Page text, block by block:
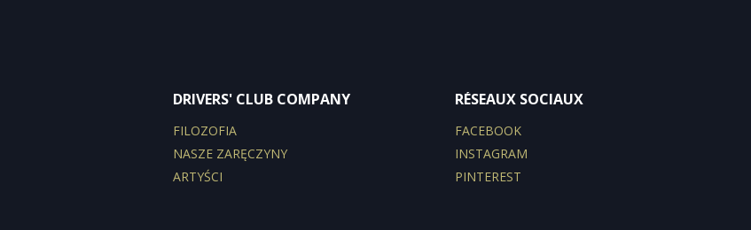
DRIVERS' CLUB COMPANY
FILOZOFIA
NASZE ZARĘCZYNY
ARTYŚCI
RÉSEAUX SOCIAUX
FACEBOOK
INSTAGRAM
PINTEREST